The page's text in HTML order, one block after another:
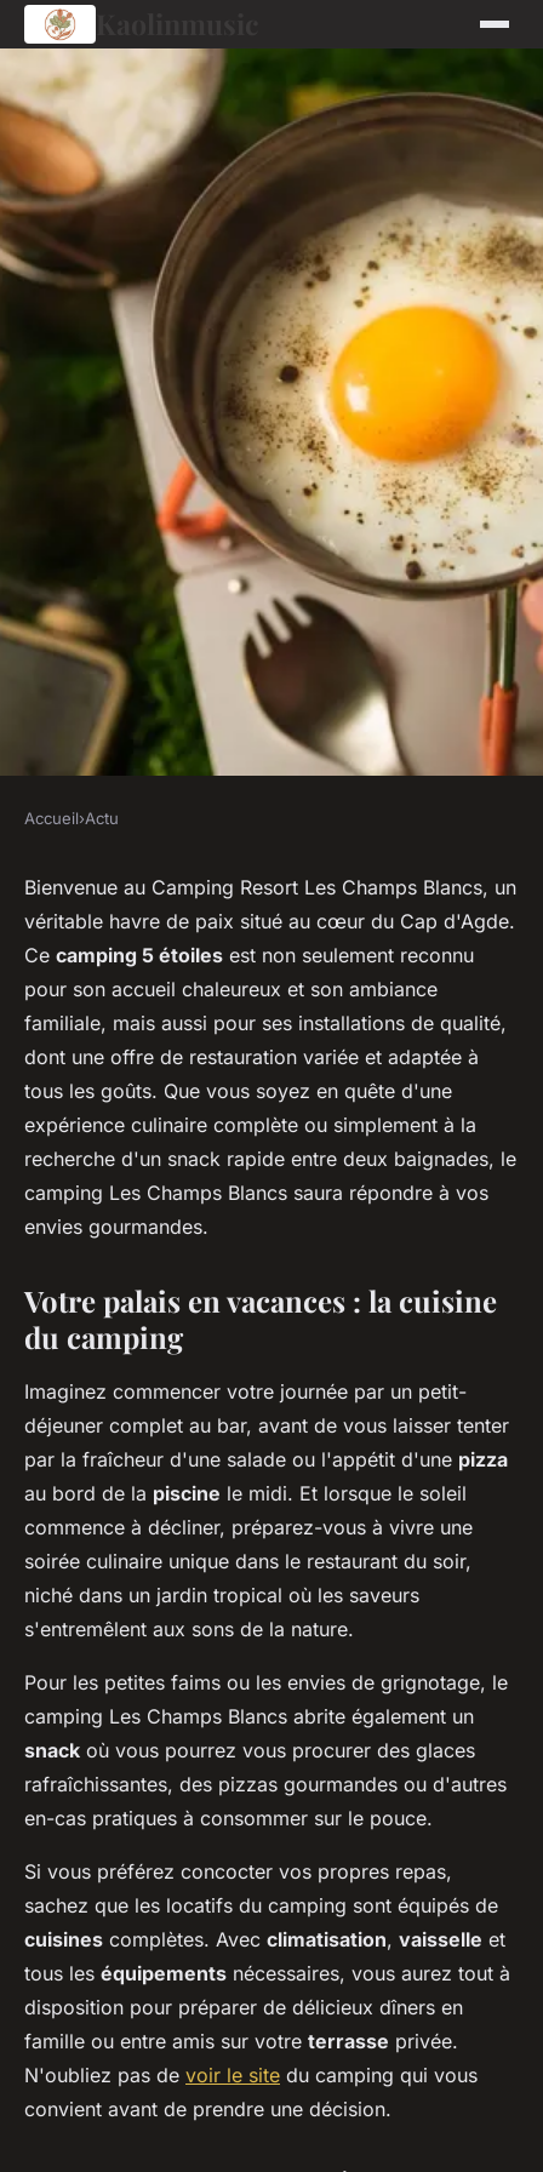
Quelles sont les options de
restauration disponibles au
camping Les Champs Blancs ?
ouida•14 février 2024• 2 min de lecture
Accueil›Actu
Bienvenue au Camping Resort Les Champs Blancs, un
véritable havre de paix situé au cœur du Cap d'Agde.
Ce camping 5 étoiles est non seulement reconnu
pour son accueil chaleureux et son ambiance
familiale, mais aussi pour ses installations de qualité,
dont une offre de restauration variée et adaptée à
tous les goûts. Que vous soyez en quête d'une
expérience culinaire complète ou simplement à la
recherche d'un snack rapide entre deux baignades, le
camping Les Champs Blancs saura répondre à vos
envies gourmandes.
Votre palais en vacances : la cuisine
du camping
Imaginez commencer votre journée par un petit-
déjeuner complet au bar, avant de vous laisser tenter
par la fraîcheur d'une salade ou l'appétit d'une pizza
au bord de la piscine le midi. Et lorsque le soleil
commence à décliner, préparez-vous à vivre une
soirée culinaire unique dans le restaurant du soir,
niché dans un jardin tropical où les saveurs
s'entremêlent aux sons de la nature.
Pour les petites faims ou les envies de grignotage, le
camping Les Champs Blancs abrite également un
snack où vous pourrez vous procurer des glaces
rafraîchissantes, des pizzas gourmandes ou d'autres
en-cas pratiques à consommer sur le pouce.
Si vous préférez concocter vos propres repas,
sachez que les locatifs du camping sont équipés de
cuisines complètes. Avec climatisation, vaisselle et
tous les équipements nécessaires, vous aurez tout à
disposition pour préparer de délicieux dîners en
famille ou entre amis sur votre terrasse privée.
N'oubliez pas de voir le site du camping qui vous
convient avant de prendre une décision.